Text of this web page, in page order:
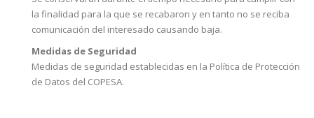
la finalidad para la que se recabaron y en tanto no se reciba
comunicación del interesado causando baja.
Medidas de Seguridad
Medidas de seguridad establecidas en la Política de Protección
de Datos del COPESA.